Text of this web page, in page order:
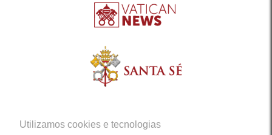
Utilizamos cookies e tecnologias